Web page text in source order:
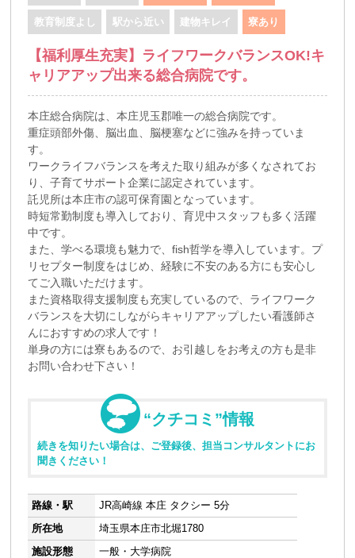
教育制度よし 駅から近い 建物キレイ 寮あり
【福利厚生充実】ライフワークバランスOK!キ
ャリアアップ出来る総合病院です。
本庄総合病院は、本庄児玉郡唯一の総合病院です。
重症頭部外傷、脳出血、脳梗塞などに強みを持っていま
す。
ワークライフバランスを考えた取り組みが多くなされてお
り、子育てサポート企業に認定されています。
託児所は本庄市の認可保育園となっています。
時短常勤制度も導入しており、育児中スタッフも多く活躍
中です。
また、学べる環境も魅力で、fish哲学を導入しています。プ
リセプター制度をはじめ、経験に不安のある方にも安心し
てご入職いただけます。
また資格取得支援制度も充実しているので、ライフワーク
バランスを大切にしながらキャリアアップしたい看護師さ
んにおすすめの求人です！
単身の方には寮もあるので、お引越しをお考えの方も是非
お問い合わせ下さい！
“クチコミ”情報
続きを知りたい場合は、ご登録後、担当コンサルタントにお
聞きください！
路線・駅
JR高崎線 本庄 タクシー 5分
所在地
埼玉県本庄市北堀1780
施設形態
一般・大学病院